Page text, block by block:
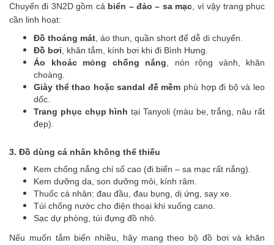
Chuyến đi 3N2D gồm cả biển – đảo – sa mạc , vì vậy trang phục
cần linh hoạt:
Đồ thoáng mát , áo thun, quần short để dễ di chuyển.
Đồ bơi , khăn tắm, kính bơi khi đi Bình Hưng.
Áo khoác mỏng chống nắng , nón rộng vành, khăn
choàng.
Giày thể thao hoặc sandal đế mềm phù hợp đi bộ và leo
dốc.
Trang phục chụp hình tại Tanyoli (màu be, trắng, nâu rất
đẹp).
3. Đồ dùng cá nhân không thể thiếu
Kem chống nắng chỉ số cao (đi biển – sa mạc rất nắng).
Kem dưỡng da, son dưỡng môi, kính râm.
Thuốc cá nhân: đau đầu, đau bụng, dị ứng, say xe.
Túi chống nước cho điện thoại khi xuống cano.
Sạc dự phòng, túi đựng đồ nhỏ.
Nếu muốn tắm biển nhiều, hãy mang theo bộ đồ bơi và khăn